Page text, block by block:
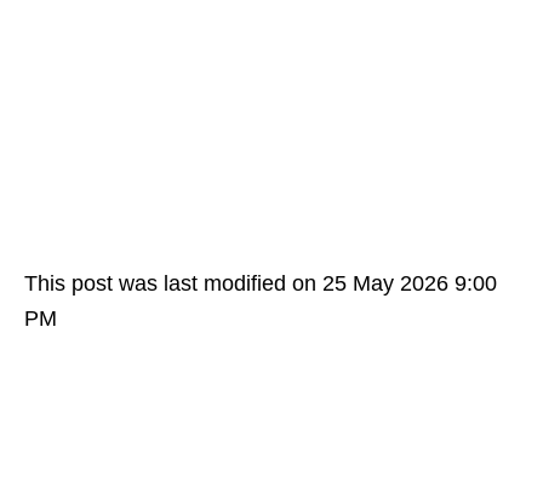
This post was last modified on 25 May 2026 9:00
PM